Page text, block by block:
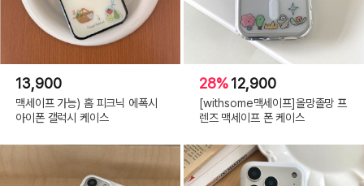
13,900
맥세이프 가능) 홈 피크닉 에폭시
아이폰 갤럭시 케이스
28%12,900
[withsome맥세이프]올망졸망 프
렌즈 맥세이프 폰 케이스